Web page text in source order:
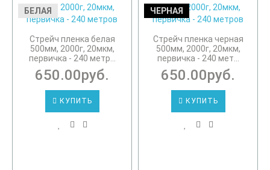
БЕЛАЯ
Стрейч пленка белая
500мм, 2000г, 20мкм,
первичка - 240 метр...
650.00руб.
КУПИТЬ
ЧЕРНАЯ
Стрейч пленка черная
500мм, 2000г, 20мкм,
первичка - 240 мет...
650.00руб.
КУПИТЬ